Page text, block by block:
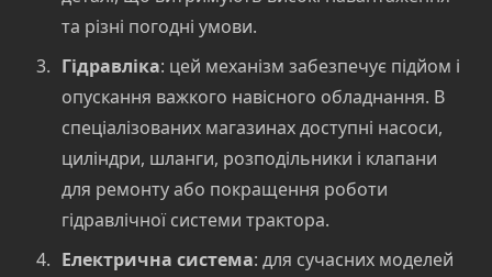
та різні погодні умови.
Гідравліка: цей механізм забезпечує підйом і
опускання важкого навісного обладнання. В
спеціалізованих магазинах доступні насоси,
циліндри, шланги, розподільники і клапани
для ремонту або покращення роботи
гідравлічної системи трактора.
Електрична система: для сучасних моделей